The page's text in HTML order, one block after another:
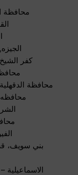
محافظة
كفر
محافظة الدقهلية،
بني سويف،
الاسماعيلية